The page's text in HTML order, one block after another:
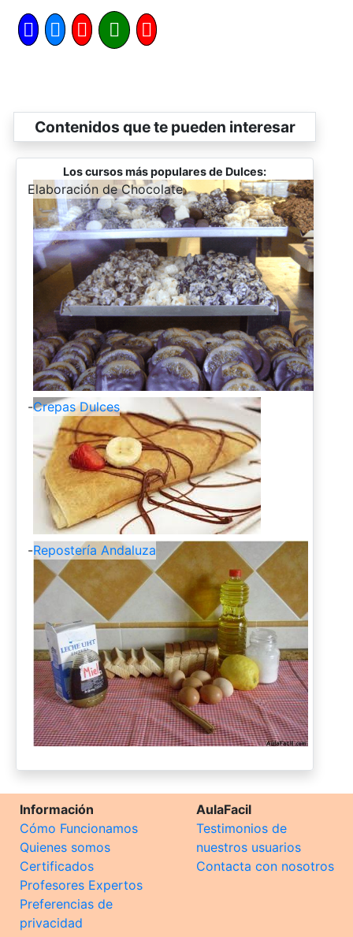
Contenidos que te pueden interesar
Los cursos más populares de Dulces:
-
Elaboración de Chocolate
-Crepas Dulces
-Repostería Andaluza
Información
Cómo Funcionamos
Quienes somos
Certificados
Profesores Expertos
Preferencias de
privacidad
AulaFacil
Testimonios de
nuestros usuarios
Contacta con nosotros